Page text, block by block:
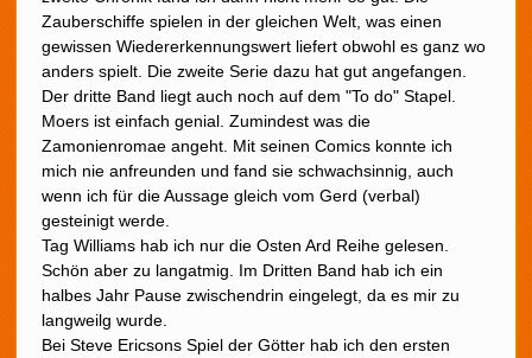
Zauberschiffe spielen in der gleichen Welt, was einen
gewissen Wiedererkennungswert liefert obwohl es ganz wo
anders spielt. Die zweite Serie dazu hat gut angefangen.
Der dritte Band liegt auch noch auf dem "To do" Stapel.
Moers ist einfach genial. Zumindest was die
Zamonienromae angeht. Mit seinen Comics konnte ich
mich nie anfreunden und fand sie schwachsinnig, auch
wenn ich für die Aussage gleich vom Gerd (verbal)
gesteinigt werde.
Tag Williams hab ich nur die Osten Ard Reihe gelesen.
Schön aber zu langatmig. Im Dritten Band hab ich ein
halbes Jahr Pause zwischendrin eingelegt, da es mir zu
langweilg wurde.
Bei Steve Ericsons Spiel der Götter hab ich den ersten